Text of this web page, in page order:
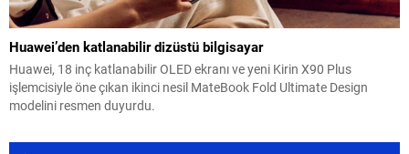
Huawei’den katlanabilir dizüstü bilgisayar
Huawei, 18 inç katlanabilir OLED ekranı ve yeni Kirin X90 Plus
işlemcisiyle öne çıkan ikinci nesil MateBook Fold Ultimate Design
modelini resmen duyurdu.